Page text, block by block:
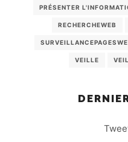
PRÉSENTER
RECHERCHEWEB
VEILLE